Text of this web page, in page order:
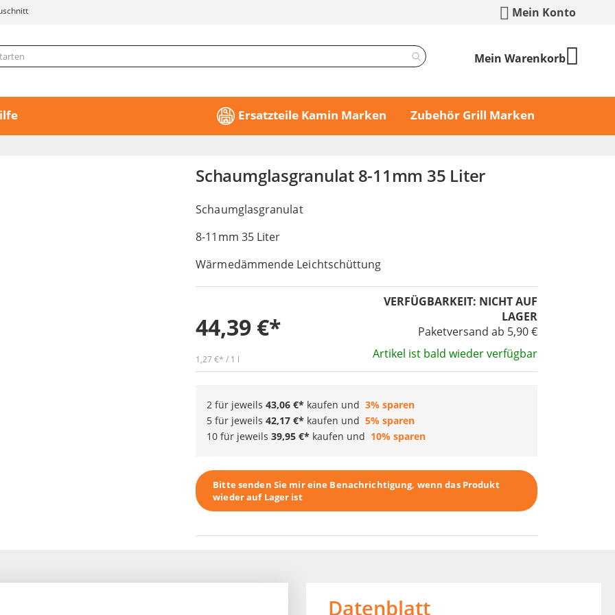
Mein Konto
Mein Warenkorb
Ersatzteile Kamin Marken Zubehör Grill Marken
Schaumglasgranulat 8-11mm 35 Liter
Schaumglasgranulat
8-11mm 35 Liter
Wärmedämmende Leichtschüttung
VERFÜGBARKEIT: NICHT AUF
LAGER
Paketversand ab 5,90 €
Artikel ist bald wieder verfügbar
44,39 €
1,27 € / 1 l
2 für jeweils43,06 € kaufen und 3% sparen
5 für jeweils42,17 € kaufen und 5% sparen
10 für jeweils39,95 € kaufen und 10% sparen
Bitte senden Sie mir eine Benachrichtigung, wenn das Produkt
wieder auf Lager ist
Datenblatt